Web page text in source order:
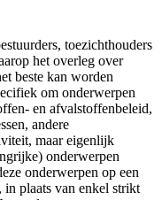
toezichthouders
het overleg over
beste kan worden
om onderwerpen
en afvalstoffenbeleid,
andere
maar eigenlijk
onderwerpen
onderwerpen op een
in plaats van enkel strikt